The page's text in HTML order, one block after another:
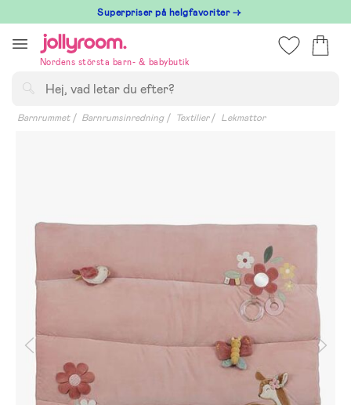
till
innehållet
Superpriser på helgfavoriter →
Nordens största barn- & babybutik
Barnrummet Barnrumsinredning Textilier Lekmattor